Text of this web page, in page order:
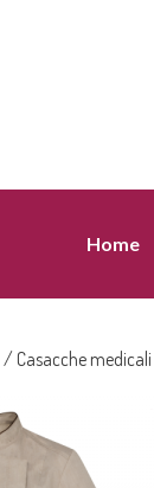
Home
/ Casacche medicali